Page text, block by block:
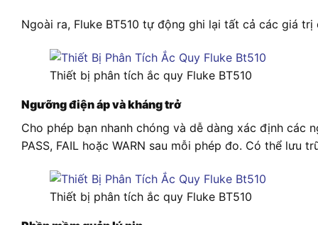
Ngoài ra, Fluke BT510 tự động ghi lại tất cả các giá
Thiết bị phân tích ắc quy Fluke BT510
Ngưỡng điện áp và kháng trở
Cho phép bạn nhanh chóng và dễ dàng xác định
PASS, FAIL hoặc WARN sau mỗi phép đo. Có thể lưu
Thiết bị phân tích ắc quy Fluke BT510